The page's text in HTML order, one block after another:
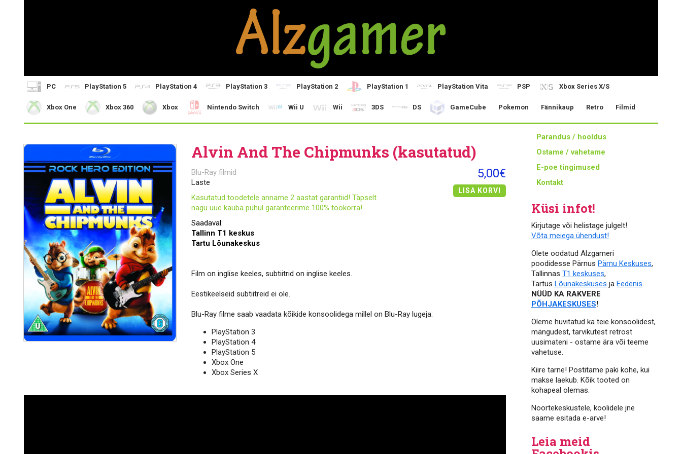
PC PlayStation 5 PlayStation 4 PlayStation 3 PlayStation 2 PlayStation 1 PlayStation Vita PSP Xbox Series X/S
Xbox One Xbox 360 Xbox Nintendo Switch Wii U Wii 3DS DS GameCube Pokemon Fännikaup Retro Filmid
Parandus / hooldus
Ostame / vahetame
E-poe tingimused
Kontakt
Küsi infot!
Kirjutage või helistage julgelt!
Võta meiega ühendust!
Olete oodatud Alzgameri
poodidesse Pärnus Pärnu Keskuses,
Tallinnas T1 keskuses,
Tartus Lõunakeskuses ja Eedenis.
NÜÜD KA RAKVERE
PÕHJAKESKUSES!
Oleme huvitatud ka teie konsoolidest,
mängudest, tarvikutest retrost
uusimateni - ostame ära või teeme
vahetuse.
Kiire tarne! Postitame paki kohe, kui
makse laekub. Kõik tooted on
kohapeal olemas.
Noortekeskustele, koolidele jne
saame esitada e-arve!
Leia meid
Alvin And The Chipmunks (kasutatud)
Blu-Ray filmid
Laste
Kasutatud toodetele anname 2 aastat garantiid! Täpselt
nagu uue kauba puhul garanteerime 100% töökorra!
Saadaval:
Tallinn T1 keskus
Tartu Lõunakeskus
5,00€
LISA KORVI
Film on inglise keeles, subtiitrid on inglise keeles.
Eestikeelseid subtiitreid ei ole.
Blu-Ray filme saab vaadata kõikide konsoolidega millel on Blu-Ray lugeja:
PlayStation 3
PlayStation 4
PlayStation 5
Xbox One
Xbox Series X